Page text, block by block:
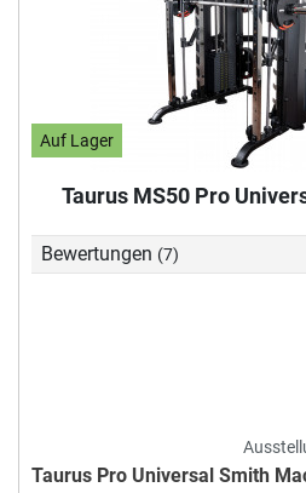
Auf Lager
Taurus MS50 Pro
Bewertungen (7)
Taurus Pro Universal Smith